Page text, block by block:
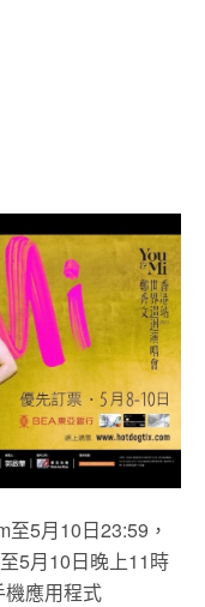
5月10日23:59，
5月10日晚上11時
應用程式